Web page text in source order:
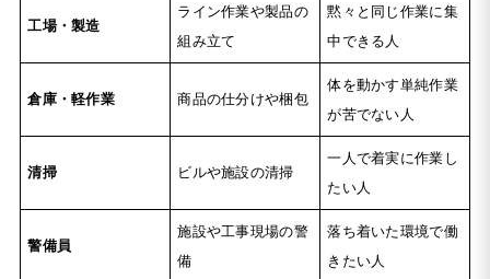
工場・製造
ライン作業や製品の
組み立て
黙々と同じ作業に集
中できる人
倉庫・軽作業 商品の仕分けや梱包
体を動かす単純作業
が苦でない人
清掃 ビルや施設の清掃
一人で着実に作業し
たい人
警備員
施設や工事現場の警
備
落ち着いた環境で働
きたい人